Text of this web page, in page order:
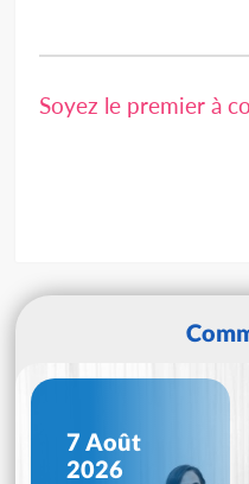
Soyez le premier à
7 Août
2026